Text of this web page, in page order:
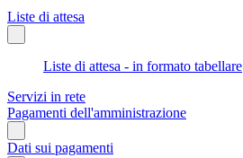
Liste di attesa
Liste di attesa - in formato tabellare
Servizi in rete
Pagamenti dell'amministrazione
Dati sui pagamenti